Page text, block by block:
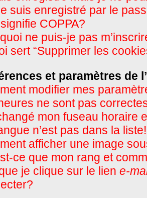
suis enregistré par le
COPPA?
ne puis-je pas
sert “Supprimer les
et paramètres de
modifier mes
ne sont pas
mon fuseau horaire
n’est pas dans la liste!
afficher une image
ce que mon rang et
je clique sur le lien e-